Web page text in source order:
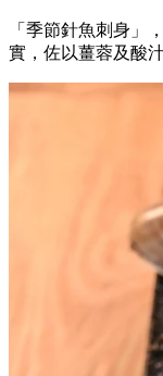
「季節針魚刺身」
實，佐以薑蓉及酸